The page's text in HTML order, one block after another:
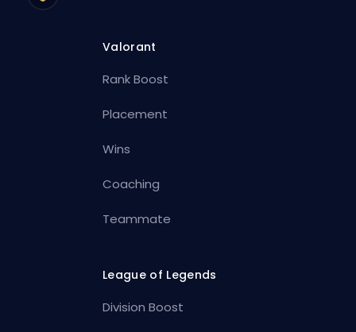
Valorant
Rank Boost
Placement
Wins
Coaching
Teammate
League of Legends
Division Boost